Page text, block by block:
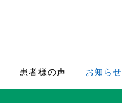
患者様の声 お知らせ